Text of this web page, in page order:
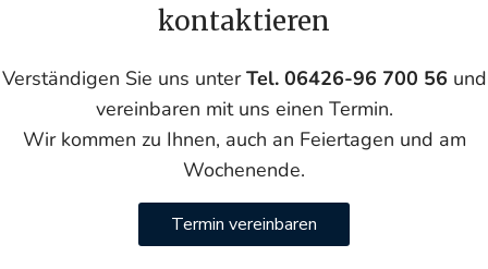
kontaktieren
Verständigen Sie uns unterTel. 06426-96 700 56 und
vereinbaren mit uns einen Termin.
Wir kommen zu Ihnen, auch an Feiertagen und am
Wochenende.
Termin vereinbaren